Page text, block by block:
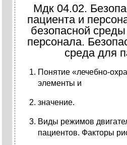
Мдк 04.02.
пациента и
безопасной
персонала.
среда для
Понятие «лечебно-
эле­менты и
значение.
Виды режимов
пациентов. Факторы